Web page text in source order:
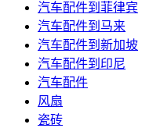
汽车配件到菲律宾
汽车配件到马来
汽车配件到新加坡
汽车配件到印尼
汽车配件
风扇
瓷砖